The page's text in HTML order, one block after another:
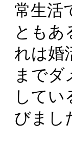
常生活
ともあ
れは婚
までダ
してい
びまし